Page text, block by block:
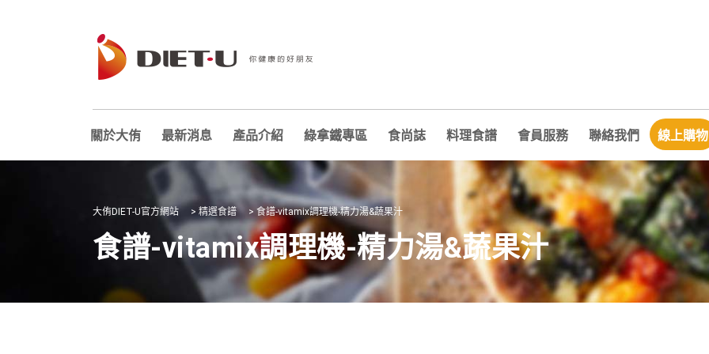
關於大侑 最新消息 產品介紹 綠拿鐵專區 食尚誌 料理食譜 會員服務 聯絡我們 線上購物
大侑DIET-U官方網站 > 精選食譜 > 食譜-vitamix調理機-精力湯&蔬果汁
食譜-vitamix調理機-精力湯&蔬果汁